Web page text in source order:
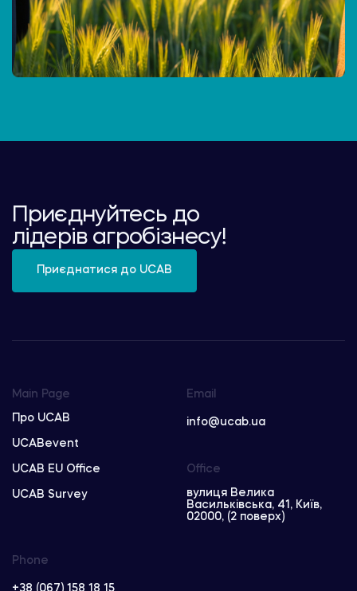
Приєднуйтесь до
лідерів агробізнесу!
Приєднатися до UCAB
Main Page
Про UCAB
UCABevent
UCAB EU Office
UCAB Survey
Email
info@ucab.ua
Phone
+38 (067) 158 18 15
Office
вулиця Велика
Васильківська, 41, Київ,
02000, (2 поверх)